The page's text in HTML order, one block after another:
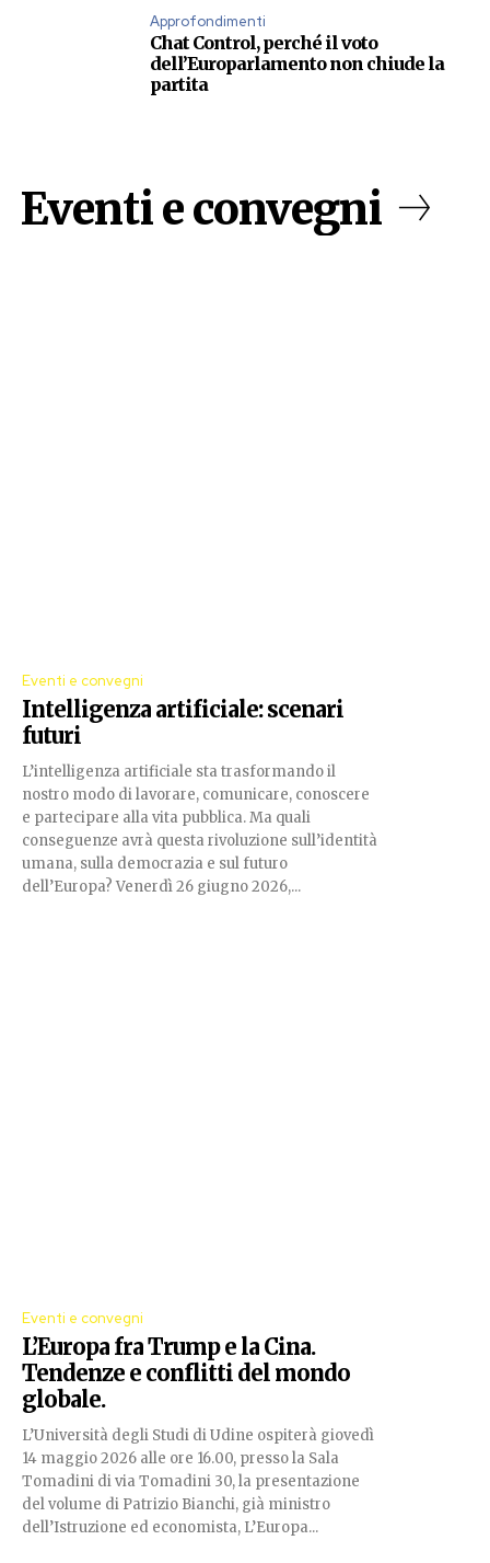
Approfondimenti
Chat Control, perché il voto
dell’Europarlamento non chiude la
partita
Eventi e convegni
Eventi e convegni
Intelligenza artificiale: scenari
futuri
L’intelligenza artificiale sta trasformando il
nostro modo di lavorare, comunicare, conoscere
e partecipare alla vita pubblica. Ma quali
conseguenze avrà questa rivoluzione sull’identità
umana, sulla democrazia e sul futuro
dell’Europa? Venerdì 26 giugno 2026,...
Eventi e convegni
L’Europa fra Trump e la Cina.
Tendenze e conflitti del mondo
globale.
L’Università degli Studi di Udine ospiterà giovedì
14 maggio 2026 alle ore 16.00, presso la Sala
Tomadini di via Tomadini 30, la presentazione
del volume di Patrizio Bianchi, già ministro
dell’Istruzione ed economista, L’Europa...